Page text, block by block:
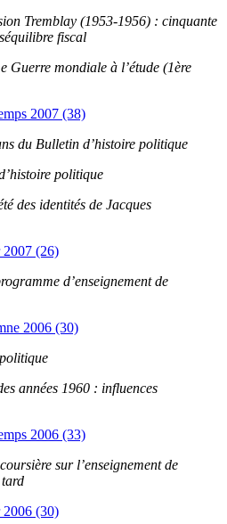
Tremblay (1953-1956) : cinquante
fiscal
Guerre mondiale à l’étude (1ère
2007 (38)
du Bulletin d’histoire politique
politique
des identités de Jacques
2007 (26)
d’enseignement de
2006 (30)
années 1960 : influences
2006 (33)
sur l’enseignement de
2006 (30)